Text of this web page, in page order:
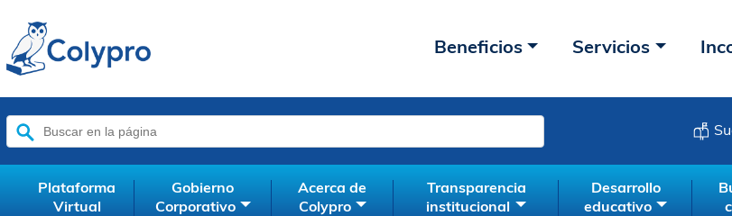
Beneficios Servicios
Buscar:
Plataforma
Virtual
Gobierno
Corporativo
Acerca de
Colypro
Transparencia
institucional
Desarrollo
educativo